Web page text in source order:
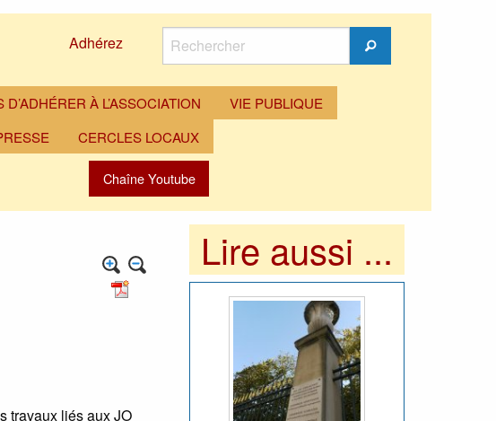
Adhérez
Rechercher
Rechercher
À L’ASSOCIATION
VIE PUBLIQUE
CERCLES LOCAUX
Chaîne Youtube
travaux liés aux JO
Lire aussi ...